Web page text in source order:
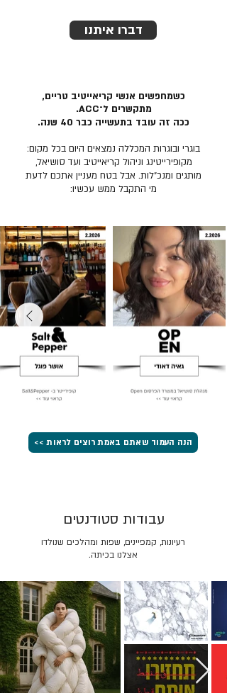
דברו איתנו
כשמחפשים אנשי קריאייטיב טריים,
מתקשרים ל־ACC.
ככה זה עובד בתעשייה כבר 40 שנה.
בוגרי ובוגרות המכללה נמצאים היום בכל מקום:
מקופירייטינג וניהול קריאייטיב ועד סושיאל,
מותגים ומנכ״לות. אבל בטח מעניין אתכם לדעת
מי התקבל ממש עכשיו:
הנה העמוד שאתם באמת רוצים לראות >>
רעיונות, קמפיינים, שפות ומהלכים שנולדו
אצלנו בכיתה.
עבודות סטודנטים